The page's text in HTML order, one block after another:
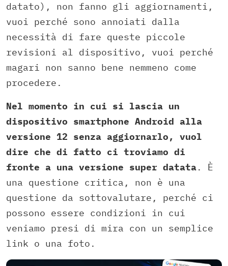
datato), non fanno gli aggiornamenti,
vuoi perché sono annoiati dalla
necessità di fare queste piccole
revisioni al dispositivo, vuoi perché
magari non sanno bene nemmeno come
procedere.
Nel momento in cui si lascia un
dispositivo smartphone Android alla
versione 12 senza aggiornarlo, vuol
dire che di fatto ci troviamo di
fronte a una versione super datata. È
una questione critica, non è una
questione da sottovalutare, perché ci
possono essere condizioni in cui
veniamo presi di mira con un semplice
link o una foto.